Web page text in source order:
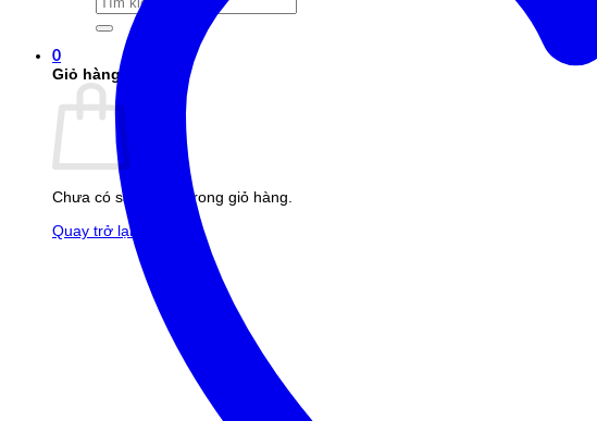
kiếm:
0
Giỏ hàng
Chưa có sản phẩm trong giỏ hàng.
Quay trở lại cửa hàng